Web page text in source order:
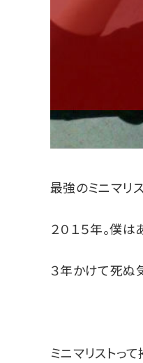
最強のミニマリ
２０１５年。僕は
３年かけて死ぬ
ミニマリストっ